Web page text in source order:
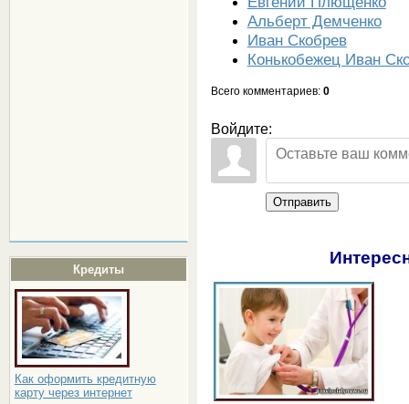
Кредиты
Как оформить кредитную
карту через интернет
Альберт Демченко
Иван Скобрев
Конькобежец Иван
Всего комментариев: 0
Войдите:
Отправить